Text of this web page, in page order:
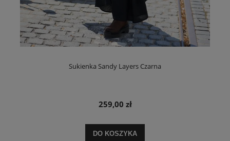
Sukienka Sandy Layers Czarna
259,00 zł
DO KOSZYKA